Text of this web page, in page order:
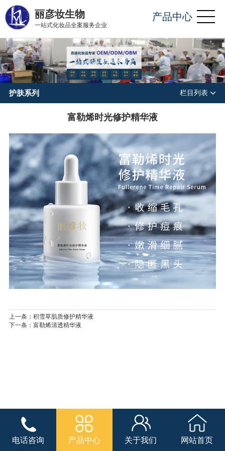
丽彦妆生物
一站式化妆品全案服务企业
产品中心
护肤系列
护肤系列 栏目列表
富勒烯时光修护精华液
上一条： 积雪草肌质修护精华液
下一条： 富勒烯清透精华液
电话咨询 产品中心 关于我们 网站首页